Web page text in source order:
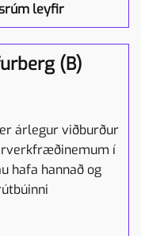
leyfir
(B)
árlegur viðburður
í
hafa hannað og